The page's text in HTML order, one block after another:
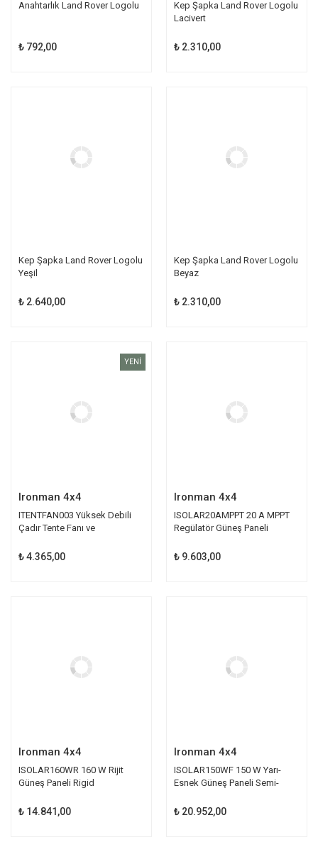
Anahtarlık Land Rover Logolu
₺ 792,00
Kep Şapka Land Rover Logolu
Lacivert
₺ 2.310,00
Kep Şapka Land Rover Logolu
Yeşil
₺ 2.640,00
Kep Şapka Land Rover Logolu
Beyaz
₺ 2.310,00
YENİ
Ironman 4x4
ITENTFAN003 Yüksek Debili
Çadır Tente Fanı ve
₺ 4.365,00
Ironman 4x4
ISOLAR20AMPPT 20 A MPPT
Regülatör Güneş Paneli
₺ 9.603,00
Ironman 4x4
ISOLAR160WR 160 W Rijit
Güneş Paneli Rigid
₺ 14.841,00
Ironman 4x4
ISOLAR150WF 150 W Yarı-
Esnek Güneş Paneli Semi-
₺ 20.952,00